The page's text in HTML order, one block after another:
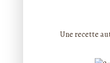
Une recette